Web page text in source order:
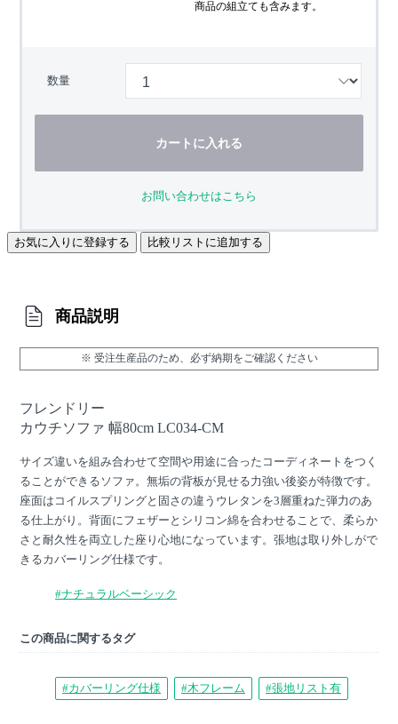
商品の組立ても含みます。
数量
カートに入れる
お問い合わせはこちら
お気に入りに登録する 比較リストに追加する
商品説明
※ 受注生産品のため、必ず納期をご確認ください
フレンドリー
カウチソファ 幅80cm LC034-CM
サイズ違いを組み合わせて空間や用途に合ったコーディネートをつく
ることができるソファ。無垢の背板が見せる力強い後姿が特徴です。
座面はコイルスプリングと固さの違うウレタンを3層重ねた弾力のあ
る仕上がり。背面にフェザーとシリコン綿を合わせることで、柔らか
さと耐久性を両立した座り心地になっています。張地は取り外しがで
きるカバーリング仕様です。
#ナチュラルベーシック
この商品に関するタグ
#カバーリング仕様 #木フレーム #張地リスト有